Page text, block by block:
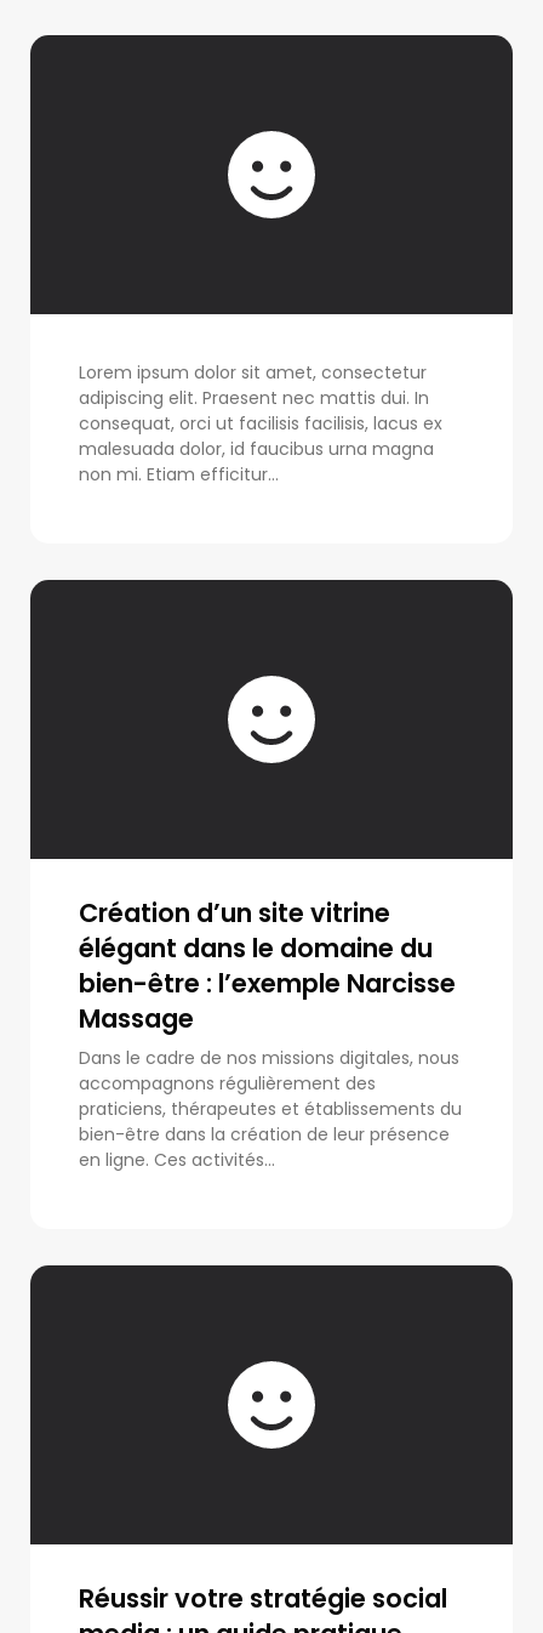
Lorem ipsum dolor sit amet, consectetur
adipiscing elit. Praesent nec mattis dui. In
consequat, orci ut facilisis facilisis, lacus ex
malesuada dolor, id faucibus urna magna
non mi. Etiam efficitur...
Création d’un site vitrine
élégant dans le domaine du
bien-être : l’exemple Narcisse
Massage
Dans le cadre de nos missions digitales, nous
accompagnons régulièrement des
praticiens, thérapeutes et établissements du
bien-être dans la création de leur présence
en ligne. Ces activités...
Réussir votre stratégie social